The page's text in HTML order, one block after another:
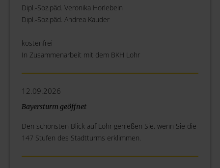
Dipl.-Soz.päd. Veronika Horlebein
Dipl.-Soz.päd. Andrea Kauder
kostenfrei
In Zusammenarbeit mit dem BKH Lohr
12.09.2026
Bayersturm geöffnet
Den schönsten Blick auf Lohr genießen Sie, wenn Sie die
147 Stufen des Stadtturms erklimmen.